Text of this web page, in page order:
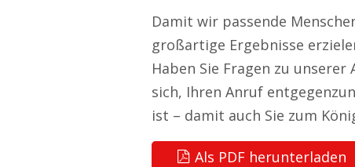
Damit wir passende
großartige Ergebnisse
Haben Sie Fragen zu
sich, Ihren Anruf
ist – damit auch Sie zum
Als PDF herunterladen
Ihre Anfrage